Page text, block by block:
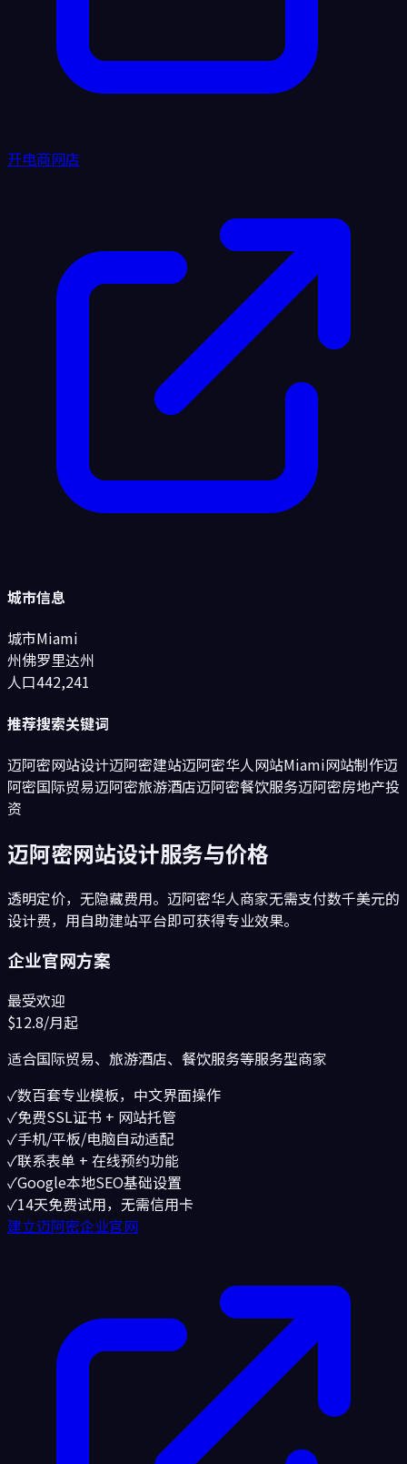
开电商网店
城市信息
城市Miami
州佛罗里达州
人口442,241
推荐搜索关键词
迈阿密网站设计迈阿密建站迈阿密华人网站Miami网站制作迈
阿密国际贸易迈阿密旅游酒店迈阿密餐饮服务迈阿密房地产投
资
迈阿密网站设计服务与价格
透明定价，无隐藏费用。 迈阿密华人商家无需支付数千美元的
设计费，用自助建站平台即可获得专业效果。
企业官网方案
最受欢迎
$12.8/月起
适合国际贸易、旅游酒店、餐饮服务等服务型商家
✓数百套专业模板，中文界面操作
✓免费SSL证书 + 网站托管
✓手机/平板/电脑自动适配
✓联系表单 + 在线预约功能
✓Google本地SEO基础设置
✓14天免费试用，无需信用卡
建立迈阿密企业官网